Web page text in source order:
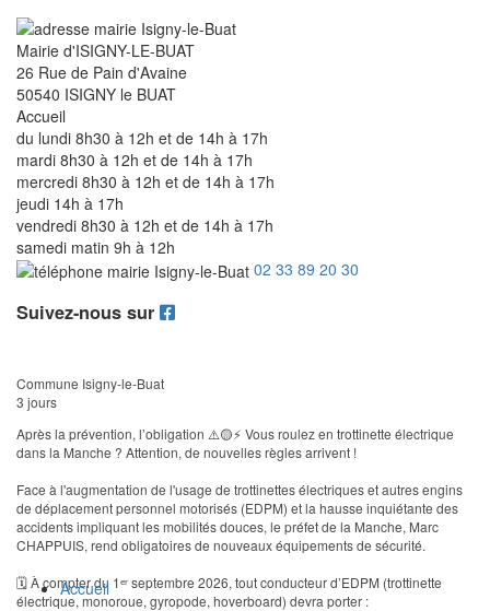
Mairie d'ISIGNY-LE-BUAT
26 Rue de Pain d'Avaine
50540 ISIGNY le BUAT
Accueil
du lundi 8h30 à 12h et de 14h à 17h
mardi 8h30 à 12h et de 14h à 17h
mercredi 8h30 à 12h et de 14h à 17h
jeudi 14h à 17h
vendredi 8h30 à 12h et de 14h à 17h
samedi matin 9h à 12h
02 33 89 20 30
Suivez-nous sur
Commune Isigny-le-Buat
3 jours
Après la prévention, l’obligation ⚠️🟡⚡ Vous roulez en trottinette électrique
dans la Manche ? Attention, de nouvelles règles arrivent !
Face à l'augmentation de l'usage de trottinettes électriques et autres engins
de déplacement personnel motorisés (EDPM) et la hausse inquiétante des
accidents impliquant les mobilités douces, le préfet de la Manche, Marc
CHAPPUIS, rend obligatoires de nouveaux équipements de sécurité.
🗓️ À compter du 1ᵉʳ septembre 2026, tout conducteur d’EDPM (trottinette
électrique, monoroue, gyropode, hoverboard) devra porter :
Accueil